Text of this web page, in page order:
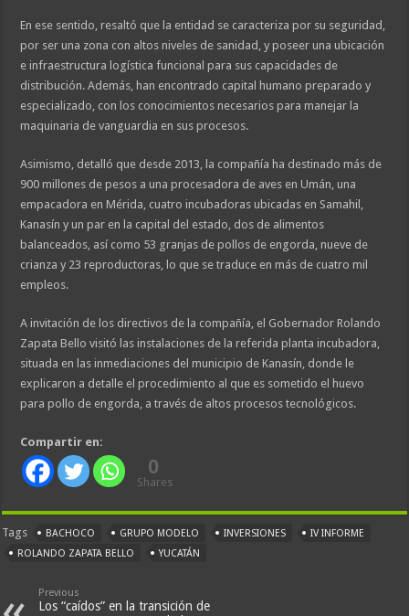
En ese sentido, resaltó que la entidad se caracteriza por su seguridad,
por ser una zona con altos niveles de sanidad, y poseer una ubicación
e infraestructura logística funcional para sus capacidades de
distribución. Además, han encontrado capital humano preparado y
especializado, con los conocimientos necesarios para manejar la
maquinaria de vanguardia en sus procesos.
Asimismo, detalló que desde 2013, la compañía ha destinado más de
900 millones de pesos a una procesadora de aves en Umán, una
empacadora en Mérida, cuatro incubadoras ubicadas en Samahil,
Kanasín y un par en la capital del estado, dos de alimentos
balanceados, así como 53 granjas de pollos de engorda, nueve de
crianza y 23 reproductoras, lo que se traduce en más de cuatro mil
empleos.
A invitación de los directivos de la compañía, el Gobernador Rolando
Zapata Bello visitó las instalaciones de la referida planta incubadora,
situada en las inmediaciones del municipio de Kanasín, donde le
explicaron a detalle el procedimiento al que es sometido el huevo
para pollo de engorda, a través de altos procesos tecnológicos.
Compartir en:
0
Shares
Tags BACHOCO GRUPO MODELO INVERSIONES
IV INFORME
ROLANDO ZAPATA BELLO
YUCATÁN
Previous
Los “caídos” en la transición de